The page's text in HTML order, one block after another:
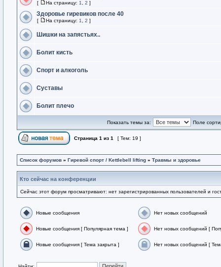
[ На страницу: 1 2 ]
Здоровье гиревиков после 40
[ На страницу: 1 2 ]
Шишки на запястьях..
Болит кисть
Спорт и алкоголь
Суставы
Болит плечо
Показать темы за: Поле
Страница 1 из 1 [ Тем: 19 ]
Список форумов » Гиревой спорт / Kettlebell lifting » Травмы и здоровье
Кто сейчас на конференции
Сейчас этот форум просматривают: нет зарегистрированных пользователей и
Новые сообщения Нет новых сообщений
Новые сообщения [ Популярная тема ] Нет новых сообщений [
Новые сообщения [ Тема закрыта ] Нет новых сообщений [